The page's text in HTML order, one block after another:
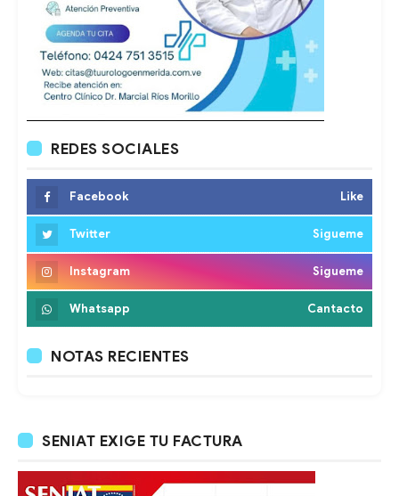
REDES SOCIALES
Facebook Like
Twitter Sigueme
Instagram Sigueme
Whatsapp Cantacto
NOTAS RECIENTES
SENIAT EXIGE TU FACTURA